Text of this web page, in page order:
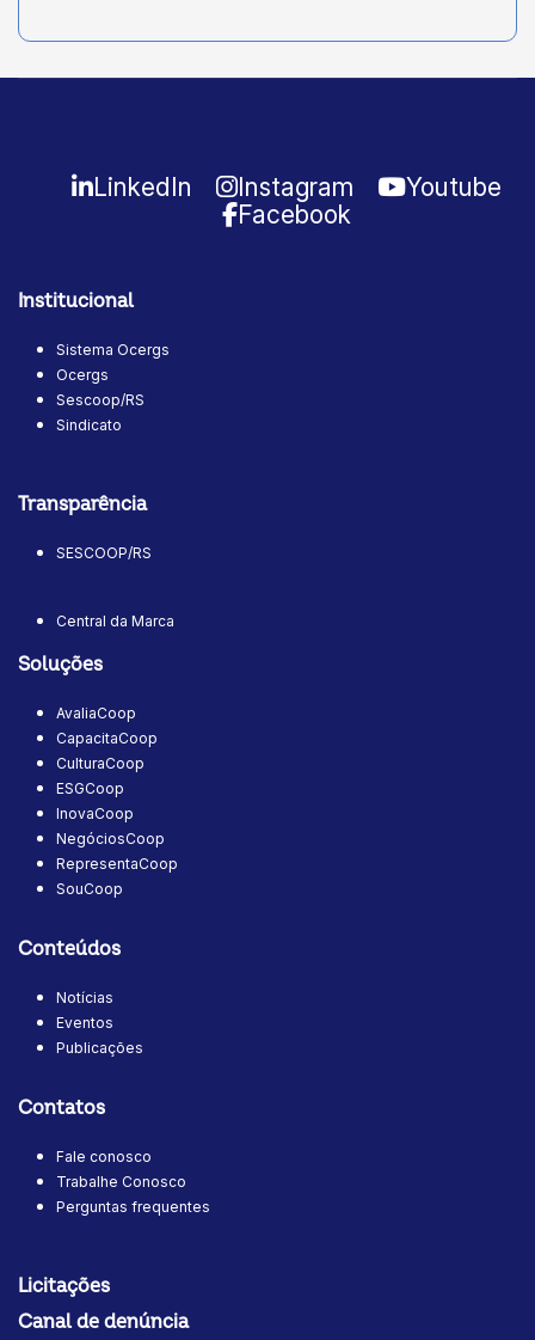
LinkedIn Instagram
Youtube
Facebook
Institucional
Sistema Ocergs
Ocergs
Sescoop/RS
Sindicato
Transparência
SESCOOP/RS
Central da Marca
Soluções
AvaliaCoop
CapacitaCoop
CulturaCoop
ESGCoop
InovaCoop
NegóciosCoop
RepresentaCoop
SouCoop
Conteúdos
Notícias
Eventos
Publicações
Contatos
Fale conosco
Trabalhe Conosco
Perguntas frequentes
Licitações
Canal de denúncia